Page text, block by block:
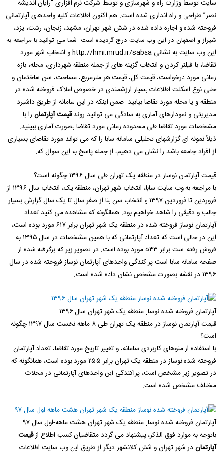
سایت توسط وزارت راه و شهرسازی و توسط شرکت نرم افزاری “رایان اندیشه
نصر” طراحی و راه اندازی شده است. هم اکنون اطلاعات کلیه واحدهای آپارتمانی
فروخته شده و اجاره داده شده در شش شهر تهران، مشهد، زنجان، رشت، یزد،
شیراز و اصفهان در این وب سایت درج گردیده است. شما می توانید با مراجعه به
این وب سایت به نشانی http://hmi.mrud.ir/sabaa و انتخاب شهر مورد
تقاضا، با فیلتر کردن و انتخاب گزینه های از جمله منطقه شهرداری، محله، بازه
زمانی مورد درخواست، قیمت کل، قیمت هر مترمربع، مساحت، سن ساختمان و
حتی نوع اسکلت اطلاعات بسیار ارزشمندی در خصوص املاک فروخته شده در
منطقه و یا محله مورد تقاضا بیابید. ضمن اینکه در این سامانه از طریق داشبرد
مدیریتی و نمودارهای آماری به سادگی می توانید روندقیمت آپارتمان را با
مشخصات مورد تقاضا طی محدوده زمانی مورد تقاضا بصورت آماری ببینید.
ذیلاً نمونه ای گزارشهای تحلیلی سامانه سابا را که می تواند مورد تقاضای بسیاری
از افراد جامعه باشد را نشان می دهیم، از جمله پاسخ به این سوال که:
قیمت آپارتمان نوساز در منطقه یک تهران طی سال ۱۳۹۶ چگونه است؟
با مراجعه به وب سایت سابا، انتخاب شهر تهران، منطقه یک، انتخاب سال ۱۳۹۶ از
فروردین تا فروردین ۱۳۹۷ و انتخاب سن بنا از صفر سال تا یک سال گزارش بسیار
جالب و دقیقی را شاهد خواهیم بود. همانگونه که مشاهده می کنید تعداد
آپارتمان نوساز فروخته شده در منطقه یک شهر تهران برابر ۶۱۷ مورد بوده است،
این در حالی است که تعداد آپارتمانی که با همین مشخصات در سال ۱۳۹۵ به
فروش رفته است برابر ۵۴۳ مورد بوده است. در تصویر زیر که برگرفته شده از
صفحه سامانه سابا است پراکندگی واحدهای آپارتمان نوساز فروخته شده در سال
۱۳۹۶ در نقشه بصورت مشخص نشان داده شده است.
آپارتمان فروخته شده نوساز منطقه یک شهر تهران سال ۱۳۹۶
قیمت آپارتمان نوساز در منطقه یک تهران طی ۸ ماهه نخست سال ۱۳۹۷ چگونه
است؟
با استفاده از منوهای کاربردی سامانه، و تغییر تاریخ مورد تقاضا، تعداد آپارتمان
فروخته شده نوساز در منطقه یک تهران برابر ۲۵۵ مورد بوده است، همانگونه که
در تصویر زیر مشخص است، پراکندگی این واحدهای آپارتمانی در محلات
مختلف مشخص شده است.
آپارتمان فروخته شده نوساز منطقه یک شهر تهران هشت ماهه-اول سال ۹۷
باتوجه به موارد فوق الذکر، پیشنهاد می گردد متقاضیان کسب اطلاع ازقیمت
آپارتمان در شهر تهران و شش کلانشهر دیگر از طریق این وب سایت اطلاعات